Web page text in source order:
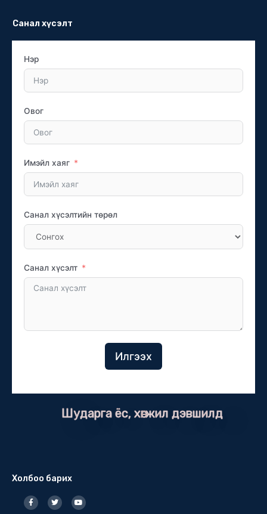
Санал хүсэлт
Нэр
Овог
Имэйл хаяг
Санал хүсэлтийн төрөл
Санал хүсэлт
Илгээх
Шударга ёс, хөгжил дэвшилд
Холбоо барих
F
a
T
w
Y
o